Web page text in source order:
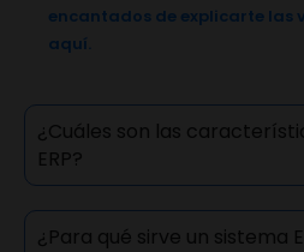
encantados de explicarte las
aquí.
¿Cuáles son las
ERP?
¿Para qué sirve un sistema